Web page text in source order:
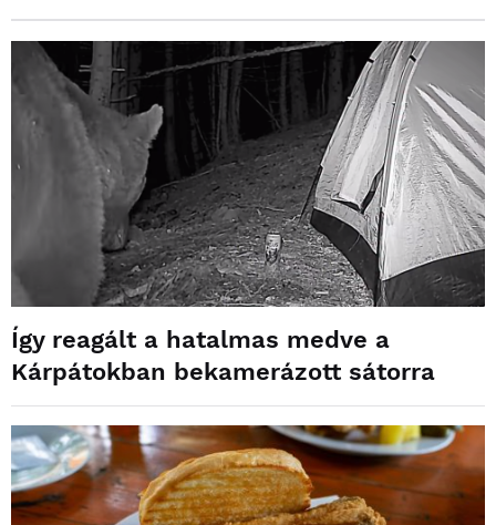
Így reagált a hatalmas medve a
Kárpátokban bekamerázott sátorra